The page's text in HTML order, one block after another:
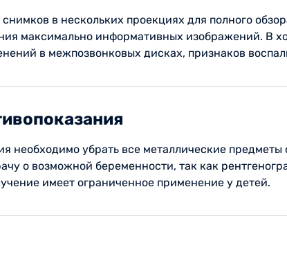
в нескольких проекциях для полного
максимально информативных изображений. В
в межпозвонковых дисках, признаков
необходимо убрать все металлические
о возможной беременности, так как
имеет ограниченное применение у детей.